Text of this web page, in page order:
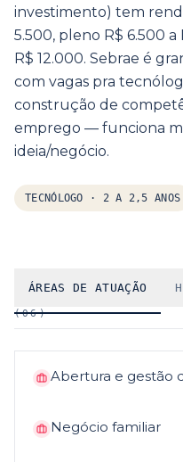
investimento) tem
5.500, pleno R$ 6.500
R$ 12.000. Sebrae é
com vagas pra
construção de
emprego — funciona
ideia/negócio.
TECNÓLOGO · 2 A 2,5 ANOS
ÁREAS DE ATUAÇÃO
(06)
Abertura e gestão
Negócio familiar